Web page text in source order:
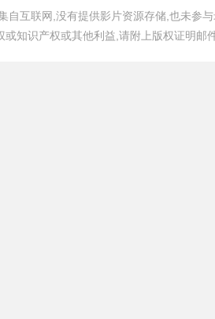
自互联网,没有提供影片资源存储,也未参
或知识产权或其他利益,请附上版权证明